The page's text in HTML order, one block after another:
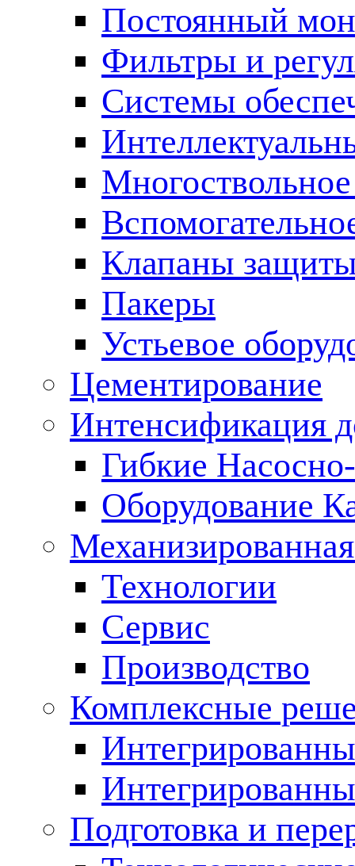
Постоянный
Фильтры и
Cистемы
Клапаны
Пакеры
Устьевое
Цементирование
Интенсификация
Гибкие
Оборудование
Технологии
Сервис
Производство
Комплексные
Подготовка и